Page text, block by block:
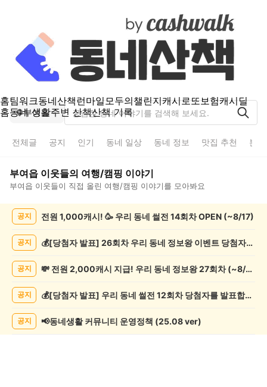
홈팀워크동네산책런마일모두의챌린지캐시로또보험캐시딜
홈동네 생활주변 산책산책 기록
부여읍
전체글 공지 인기 동네 일상 동네 정보 맛집 추천 분
부여읍 이웃들의 여행/캠핑 이야기
부여읍 이웃들이 직접 올린 여행/캠핑 이야기를 모아봐요
록
공지 전원 1,000캐시! 🥳 우리 동네 썰전 14회차 OPEN (~8/17)
공지 💰[당첨자 발표] 26회차 우리 동네 정보왕 이벤트 당첨자를 발표합니다!
공지 💸 전원 2,000캐시 지급! 우리 동네 정보왕 27회차 (~8/10)
공지 💰[당첨자 발표] 우리 동네 썰전 12회차 당첨자를 발표합니다!
공지 📢동네생활 커뮤니티 운영정책 (25.08 ver)